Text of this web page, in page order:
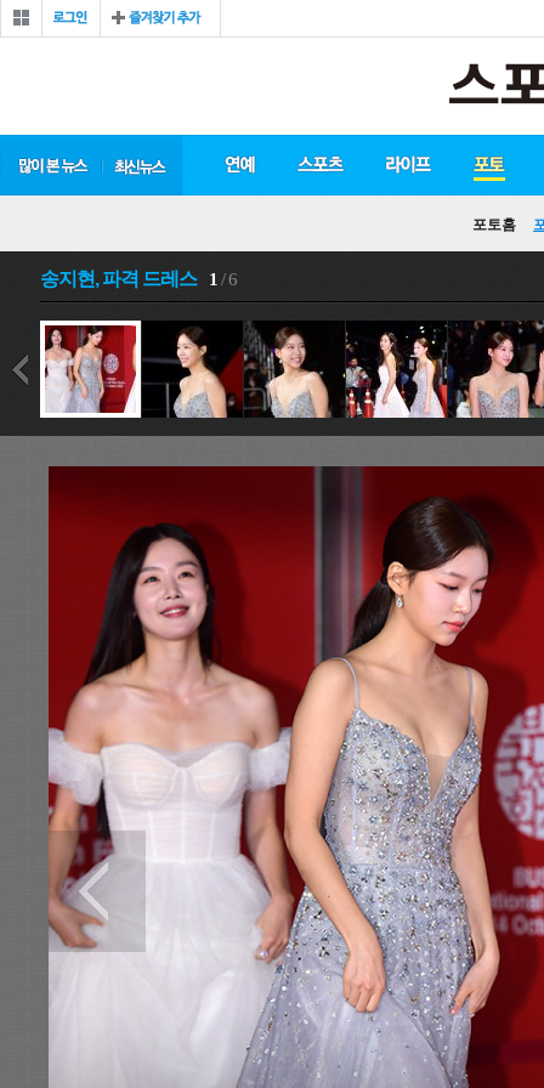
즐겨찾기
많이 본 뉴스 최신 뉴스 연예 스포츠 라이프 포토
포토홈
송지현, 파격 드레스 1 / 6